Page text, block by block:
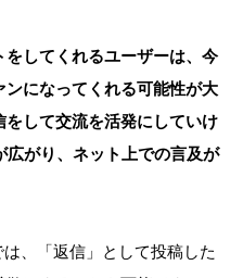
してくれるユーザーは、今
になってくれる可能性が大
して交流を活発にしていけ
広がり、ネット上での言及が
、「返信」として投稿した